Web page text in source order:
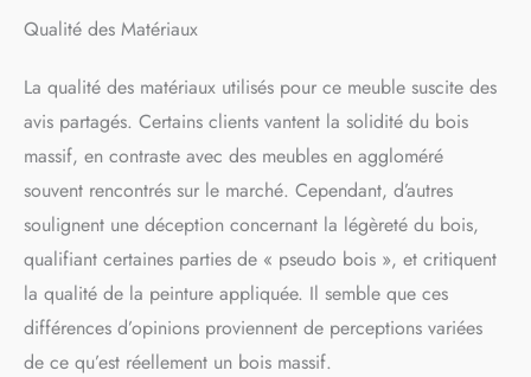
Qualité des Matériaux
La qualité des matériaux utilisés pour ce meuble suscite des
avis partagés. Certains clients vantent la solidité du bois
massif, en contraste avec des meubles en aggloméré
souvent rencontrés sur le marché. Cependant, d’autres
soulignent une déception concernant la légèreté du bois,
qualifiant certaines parties de « pseudo bois », et critiquent
la qualité de la peinture appliquée. Il semble que ces
différences d’opinions proviennent de perceptions variées
de ce qu’est réellement un bois massif.